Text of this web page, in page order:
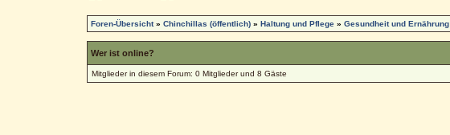
Foren-Übersicht» Chinchillas (öffentlich)» Haltung und Pflege» Gesundheit und Ernährung
Wer ist online?
Mitglieder in diesem Forum: 0 Mitglieder und 8 Gäste